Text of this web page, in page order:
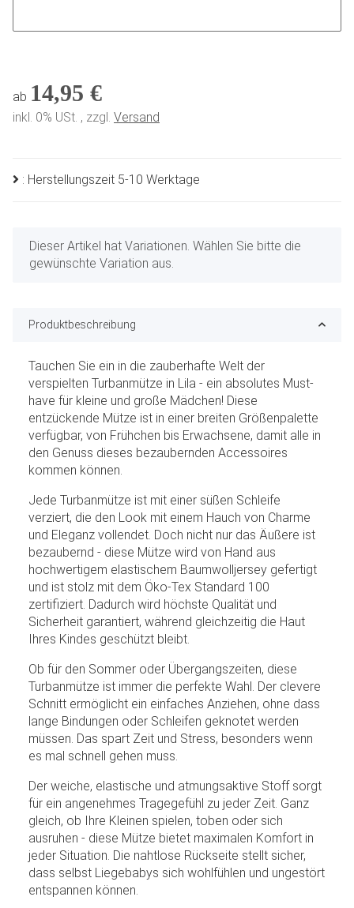
ab 14,95 €
inkl. 0% USt. , zzgl. Versand
: Herstellungszeit 5-10 Werktage
x
Dieser Artikel hat Variationen. Wählen Sie bitte die
gewünschte Variation aus.
Produktbeschreibung
Tauchen Sie ein in die zauberhafte Welt der
verspielten Turbanmütze in Lila - ein absolutes Must-
have für kleine und große Mädchen! Diese
entzückende Mütze ist in einer breiten Größenpalette
verfügbar, von Frühchen bis Erwachsene, damit alle in
den Genuss dieses bezaubernden Accessoires
kommen können.
Jede Turbanmütze ist mit einer süßen Schleife
verziert, die den Look mit einem Hauch von Charme
und Eleganz vollendet. Doch nicht nur das Äußere ist
bezaubernd - diese Mütze wird von Hand aus
hochwertigem elastischem Baumwolljersey gefertigt
und ist stolz mit dem Öko-Tex Standard 100
zertifiziert. Dadurch wird höchste Qualität und
Sicherheit garantiert, während gleichzeitig die Haut
Ihres Kindes geschützt bleibt.
Ob für den Sommer oder Übergangszeiten, diese
Turbanmütze ist immer die perfekte Wahl. Der clevere
Schnitt ermöglicht ein einfaches Anziehen, ohne dass
lange Bindungen oder Schleifen geknotet werden
müssen. Das spart Zeit und Stress, besonders wenn
es mal schnell gehen muss.
Der weiche, elastische und atmungsaktive Stoff sorgt
für ein angenehmes Tragegefühl zu jeder Zeit. Ganz
gleich, ob Ihre Kleinen spielen, toben oder sich
ausruhen - diese Mütze bietet maximalen Komfort in
jeder Situation. Die nahtlose Rückseite stellt sicher,
dass selbst Liegebabys sich wohlfühlen und ungestört
entspannen können.